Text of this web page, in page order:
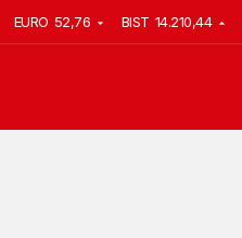
EURO 52,76 BIST 14.210,44